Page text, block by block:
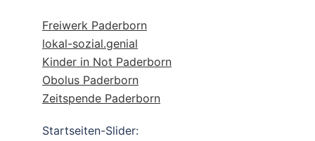
Freiwerk Paderborn
lokal-sozial.genial
Kinder in Not Paderborn
Obolus Paderborn
Zeitspende Paderborn
Startseiten-Slider: